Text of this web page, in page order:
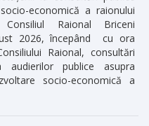
economică a raionului
Raional Briceni
2026, începând cu ora
Raional, consultări
publice asupra
socio-economică a